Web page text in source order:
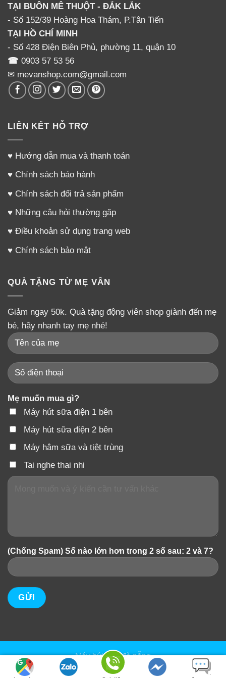
Lời nhắn
TẠI BUÔN MÊ THUỘT - ĐẮK LẮK
- Số 152/39 Hoàng Hoa Thám, P.Tân Tiến
TẠI HỒ CHÍ MINH
- Số 428 Điện Biên Phủ, phường 11, quận 10
☎ 0903 57 53 56
✉ mevanshop.com@gmail.com
LIÊN KẾT HỖ TRỢ
♥ Hướng dẫn mua và thanh toán
♥ Chính sách bảo hành
♥ Chính sách đổi trả sản phẩm
♥ Những câu hỏi thường gặp
♥ Điều khoản sử dụng trang web
♥ Chính sách bảo mật
QUÀ TẶNG TỪ MẸ VÂN
Giảm ngay 50k. Quà tặng động viên shop giành đến mẹ
bé, hãy nhanh tay mẹ nhé!
Mẹ muốn mua gì?
Máy hút sữa điện 1 bên
Máy hút sữa điện 2 bên
Máy hâm sữa và tiệt trùng
Tai nghe thai nhi
(Chống Spam) Số nào lớn hơn trong 2 số sau: 2 và 7?
Máy hút sữa đà nẵng
Copyright 2026 ©Mevanshop.com